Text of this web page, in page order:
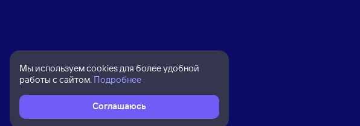
Мы используем cookies для более удобной
работы с сайтом. Подробнее
Соглашаюсь